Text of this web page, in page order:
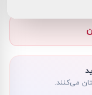
می‌کنند.